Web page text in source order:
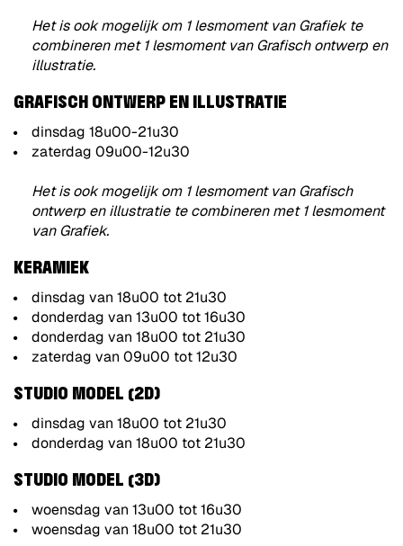
Het is ook mogelijk om 1 lesmoment van Grafiek te
combineren met 1 lesmoment van Grafisch ontwerp en
illustratie.
GRAFISCH ONTWERP EN ILLUSTRATIE
dinsdag 18u00-21u30
zaterdag 09u00-12u30
Het is ook mogelijk om 1 lesmoment van Grafisch
ontwerp en illustratie te combineren met 1 lesmoment
van Grafiek.
KERAMIEK
dinsdag van 18u00 tot 21u30
donderdag van 13u00 tot 16u30
donderdag van 18u00 tot 21u30
zaterdag van 09u00 tot 12u30
STUDIO MODEL (2D)
dinsdag van 18u00 tot 21u30
donderdag van 18u00 tot 21u30
STUDIO MODEL (3D)
woensdag van 13u00 tot 16u30
woensdag van 18u00 tot 21u30